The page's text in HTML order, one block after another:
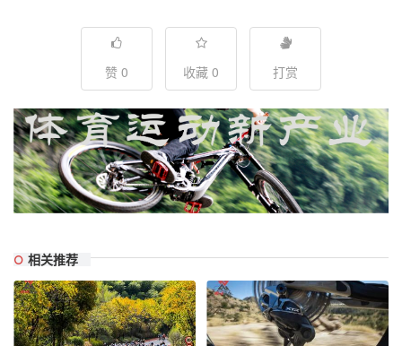
赞 0 收藏 0 打赏
相关推荐